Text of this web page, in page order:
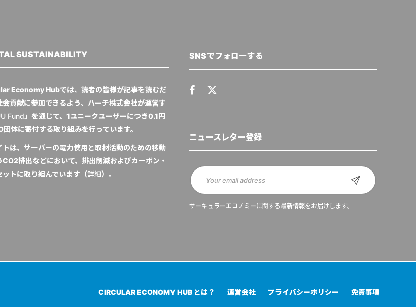
SUSTAINABILITY
Economy Hubでは、読者の皆様が記事を読むだ
会貢献に参加できるよう、ハーチ株式会社が運営す
Fund」を通じて、1ユニークユーザーにつき0.1円
団体に寄付する取り組みを行っています。
トは、サーバーの電力使用と取材活動のための移動
CO2排出などにおいて、排出削減およびカーボン・
ットに取り組んでいます（詳細）。
SNSでフォローする
ニュースレター登録
サーキュラーエコノミーに関する最新情報をお届けします。
CIRCULAR ECONOMY HUB とは？ 運営会社 プライバシーポリシー 免責事項